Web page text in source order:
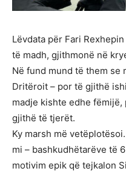
Lëvdata për Fari
të madh, gjithmonë në
Në fund mund të them se
Dritëroit – por të gjithë
madje kishte edhe
gjithë të tjerët.
Ky marsh më
mi – bashkudhëtarëve të
motivim epik që tejkalon